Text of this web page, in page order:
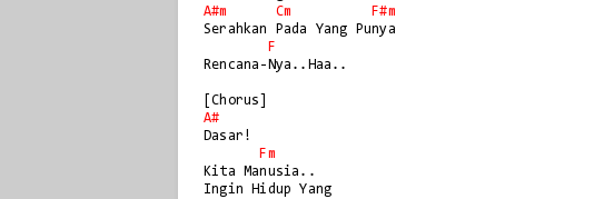
A#m
Cm
F#m
Serahkan Pada Yang Punya
F
Rencana-Nya..Haa..
A#
Dasar!
Fm
Kita Manusia..